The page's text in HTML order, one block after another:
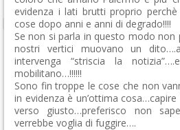
evidenza i lati brutti proprio perchè
cose dopo anni e anni di degrado!!!!
Se non si parla in questo modo non
nostri vertici muovano un
intervenga “striscia la
mobilitano…!!!!!!
Sono fin troppe le cose che non
in evidenza è un’ottima
verso giusto…preferisco non
verrebbe voglia di fuggire….